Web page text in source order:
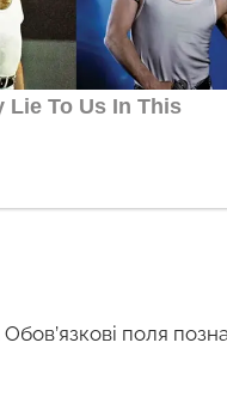
Обов’язкові поля